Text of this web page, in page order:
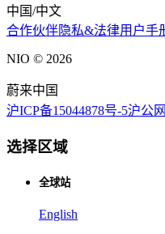
中国/中文
合作伙伴隐私&法律用户手
NIO © 2026
蔚来中国
沪ICP备15044878号-5沪公
选择区域
全球站
English